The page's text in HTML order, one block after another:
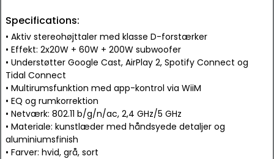
Specifications:
• Aktiv stereohøjttaler med klasse D-forstærker
• Effekt: 2x20W + 60W + 200W subwoofer
• Understøtter Google Cast, AirPlay 2, Spotify Connect og
Tidal Connect
• Multirumsfunktion med app-kontrol via WiiM
• EQ og rumkorrektion
• Netværk: 802.11 b/g/n/ac, 2,4 GHz/5 GHz
• Materiale: kunstlæder med håndsyede detaljer og
aluminiumsfinish
• Farver: hvid, grå, sort